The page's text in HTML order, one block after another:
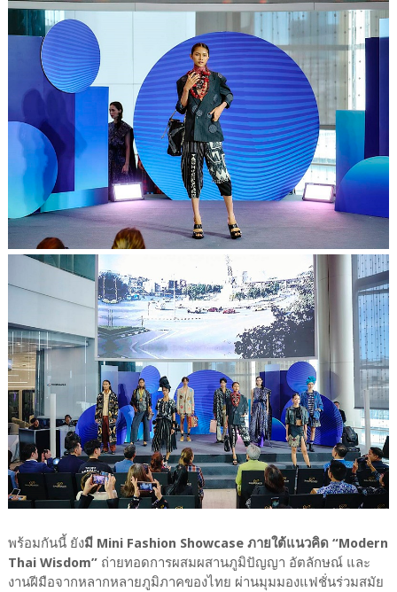
พร้อมกันนี้ ยังมี Mini Fashion Showcase ภายใต้แนวคิด “Modern
Thai Wisdom” ถ่ายทอดการผสมผสานภูมิปัญญา อัตลักษณ์ และ
งานฝีมือจากหลากหลายภูมิภาคของไทย ผ่านมุมมองแฟชั่นร่วมสมัย